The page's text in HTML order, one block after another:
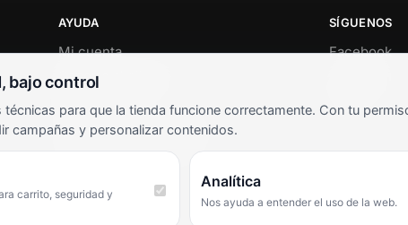
AYUDA
Mi cuenta
Soporte al cliente
Términos y condiciones
Preguntas frecuentes
SÍGUENOS
Facebook
bajo control
para que la tienda funcione correctamente. Con tu
campañas y personalizar contenidos.
carrito, seguridad y
Analítica
Nos ayuda a entender el uso de la web.